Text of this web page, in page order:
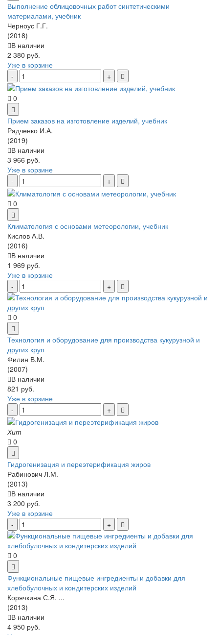
Выполнение облицовочных работ синтетическими
материалами, учебник
Черноус Г.Г.
(2018)
В наличии
2 380 руб.
Уже в корзине
0
Прием заказов на изготовление изделий, учебник
Радченко И.А.
(2019)
В наличии
3 966 руб.
Уже в корзине
0
Климатология с основами метеорологии, учебник
Кислов А.В.
(2016)
В наличии
1 969 руб.
Уже в корзине
0
Технология и оборудование для производства кукурузной и
других круп
Филин В.М.
(2007)
В наличии
821 руб.
Уже в корзине
Хит
0
Гидрогенизация и переэтерификация жиров
Рабинович Л.М.
(2013)
В наличии
3 200 руб.
Уже в корзине
0
Функциональные пищевые ингредиенты и добавки для
хлебобулочных и кондитерских изделий
Корячкина С.Я. ...
(2013)
В наличии
4 950 руб.